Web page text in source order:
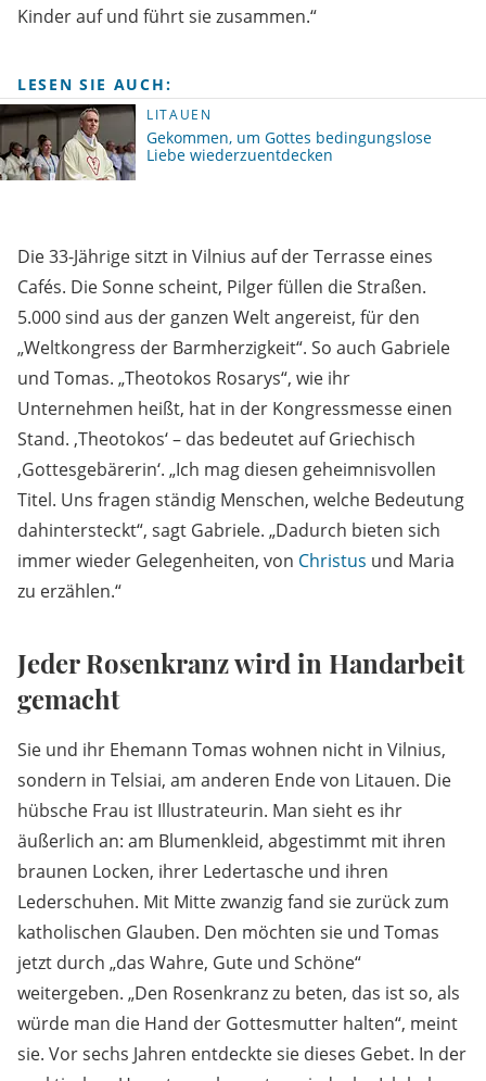
Kinder auf und führt sie zusammen.“
LESEN SIE AUCH:
LITAUEN
Gekommen, um Gottes bedingungslose
Liebe wiederzuentdecken
Die 33-Jährige sitzt in Vilnius auf der Terrasse eines
Cafés. Die Sonne scheint, Pilger füllen die Straßen.
5.000 sind aus der ganzen Welt angereist, für den
„Weltkongress der Barmherzigkeit“. So auch Gabriele
und Tomas. „Theotokos Rosarys“, wie ihr
Unternehmen heißt, hat in der Kongressmesse einen
Stand. ‚Theotokos‘ – das bedeutet auf Griechisch
‚Gottesgebärerin‘. „Ich mag diesen geheimnisvollen
Titel. Uns fragen ständig Menschen, welche Bedeutung
dahintersteckt“, sagt Gabriele. „Dadurch bieten sich
immer wieder Gelegenheiten, von Christus und Maria
zu erzählen.“
Jeder Rosenkranz wird in Handarbeit
gemacht
Sie und ihr Ehemann Tomas wohnen nicht in Vilnius,
sondern in Telsiai, am anderen Ende von Litauen. Die
hübsche Frau ist Illustrateurin. Man sieht es ihr
äußerlich an: am Blumenkleid, abgestimmt mit ihren
braunen Locken, ihrer Ledertasche und ihren
Lederschuhen. Mit Mitte zwanzig fand sie zurück zum
katholischen Glauben. Den möchten sie und Tomas
jetzt durch „das Wahre, Gute und Schöne“
weitergeben. „Den Rosenkranz zu beten, das ist so, als
würde man die Hand der Gottesmutter halten“, meint
sie. Vor sechs Jahren entdeckte sie dieses Gebet. In der